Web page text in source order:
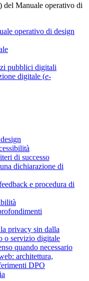
del Manuale operativo di
operativo di design
pubblici digitali
digitale (e-
di successo
dichiarazione di
e procedura di
privacy sin dalla
o servizio digitale
quando necessario
architettura,
DPO